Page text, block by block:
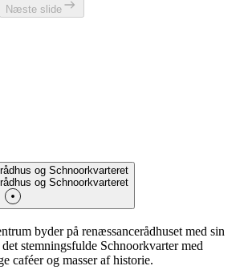
Næste slide
og Schnoorkvarteret
og Schnoorkvarteret
byder på renæssancerådhuset med sin
stemningsfulde Schnoorkvarter med
caféer og masser af historie.